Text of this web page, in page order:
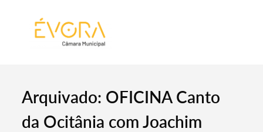
Arquivado: OFICINA Canto
da Ocitânia com Joachim